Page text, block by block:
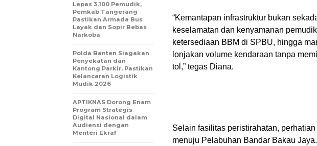
“Kemantapan infrastruktur bukan
keselamatan dan kenyamanan
ketersediaan BBM di SPBU, hingga
lonjakan volume kendaraan tanpa
tol,” tegas Diana.
Selain fasilitas peristirahatan,
menuju Pelabuhan Bandar Bakau Jaya.
Lepas 3.100 Pemudik,
Pemkab Tangerang
Pastikan Armada Bus
Layak dan Sopir Bebas
Narkoba
Polda Banten Siagakan
Penyekatan dan
Kantong Parkir, Pastikan
Kelancaran Logistik
Mudik 2026
APTIKNAS Dorong Enam
Program Strategis
Digital Nasional dalam
Audiensi dengan
Menteri Ekraf